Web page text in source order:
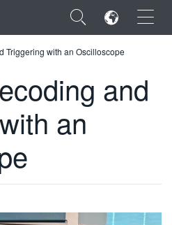
×
Triggering with an Oscilloscope
and
an